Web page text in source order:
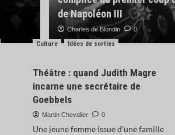
rédaction du
Samuel Prévost 0
de Napoléon III
Charles de Blondin 0
Culture Idées de sorties
Théâtre : quand Judith Magre
incarne une secrétaire de
Goebbels
Martin Chevalier 0
Une jeune femme issue d'une famille